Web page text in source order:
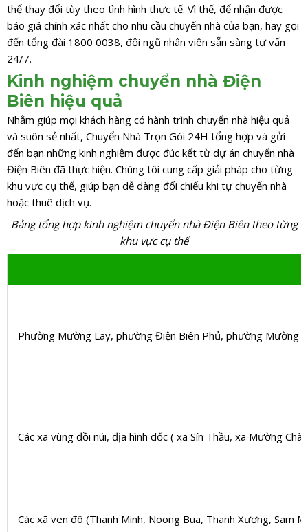
thể thay đổi tùy theo tình hình thực tế. Vì thế, để nhận được
báo giá chính xác nhất cho nhu cầu chuyển nhà của bạn, hãy gọi
đến tổng đài 1800 0038, đội ngũ nhân viên sẵn sàng tư vấn
24/7.
Kinh nghiệm chuyển nhà Điện
Biên hiệu quả
Nhằm giúp mọi khách hàng có hành trình chuyển nhà hiệu quả
và suôn sẻ nhất, Chuyển Nhà Trọn Gói 24H tổng hợp và gửi
đến bạn những kinh nghiệm được đúc kết từ dự án chuyển nhà
Điện Biên đã thực hiện. Chúng tôi cung cấp giải pháp cho từng
khu vực cụ thể, giúp bạn dễ dàng đối chiếu khi tự chuyển nhà
hoặc thuê dịch vụ.
Bảng tổng hợp kinh nghiệm chuyển nhà Điện Biên theo từng
khu vực cụ thể
Phường Mường Lay, phường Điện Biên Phủ, phường Mường
Các xã vùng đồi núi, địa hình dốc ( xã Sín Thầu, xã Mường
Các xã ven đô (Thanh Minh, Noong Bua, Thanh Xương, Sam